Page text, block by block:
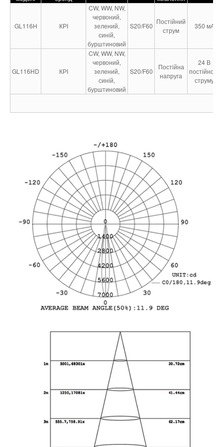
GL116H КРІ
CW, WW, NW,
червоний,
зелений,
синій,
бурштиновий
S20/F60
Постійний
струм
350 мА
GL116HD КРІ
CW, WW, NW,
червоний,
зелений,
синій,
бурштиновий
S20/F60
Постійна
напруга
24 В
постійного
струму